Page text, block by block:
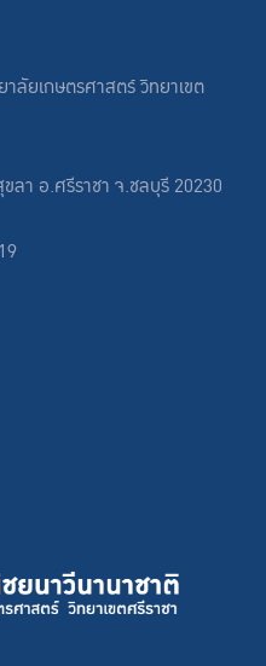
ลัยเกษตรศาสตร์ วิทยาเขต
ลา อ.ศรีราชา จ.ชลบุรี 20230